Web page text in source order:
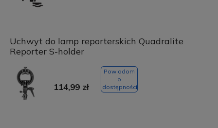
Uchwyt do lamp reporterskich Quadralite
Reporter S-holder
114,99 zł
Powiadom
o
dostępności